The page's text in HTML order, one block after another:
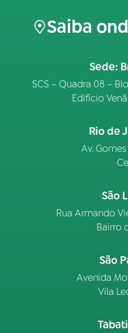
Saiba
Sede:
SCS – Quadra 08 –
Edifício
Rio de
Av. Gomes
São
Rua Armando
Bairro
São
Avenida
Vila